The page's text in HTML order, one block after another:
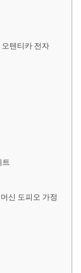
텐티카 전자
트
신 도피오 가정